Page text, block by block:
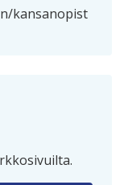
kansanopist